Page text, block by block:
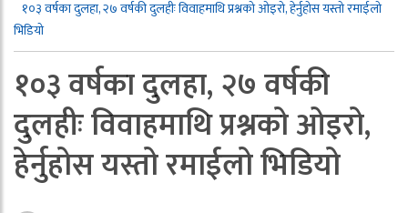
१०३ वर्षका दुलहा, २७ वर्षकी दुलहीः विवाहमाथि प्रश्नको ओइरो, हेर्नुहोस यस्तो रमाईलो
भिडियो
१०३ वर्षका दुलहा, २७ वर्षकी
दुलहीः विवाहमाथि प्रश्नको ओइरो,
हेर्नुहोस यस्तो रमाईलो भिडियो